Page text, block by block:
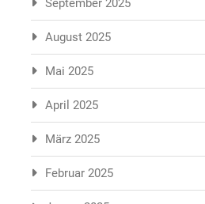
September 2025
August 2025
Mai 2025
April 2025
März 2025
Februar 2025